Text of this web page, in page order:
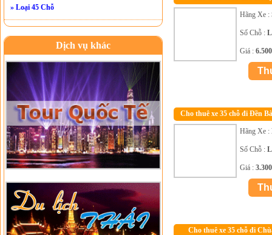
» Loại 45 Chỗ
Dịch vụ khác
Hãng Xe :
Số Chỗ :
Giá :
Cho thuê xe 35 chỗ đi Đền
Hãng Xe :
Số Chỗ :
Giá :
Cho thuê xe 35 chỗ đi